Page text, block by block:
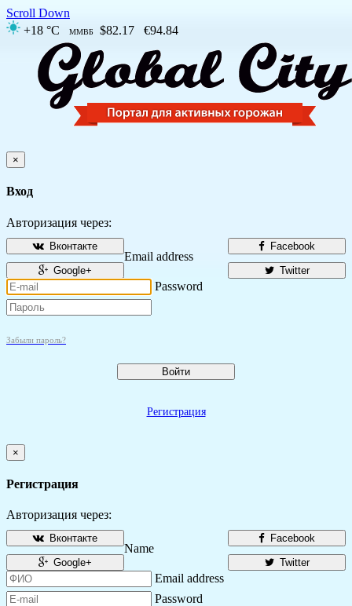
Scroll Down
+18 °C
ММВБ $82.17 €94.84
×
Вход
Авторизация через:
Facebook
Вконтакте
Twitter
Google+
Email address
Password
Забыли пароль?
Войти
Регистрация
×
Регистрация
Авторизация через:
Facebook
Вконтакте
Twitter
Google+
Name
Email address
Password